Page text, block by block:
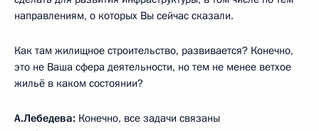
направлениям, о которых Вы сейчас сказали.
Как там жилищное строительство, развивается? Конечно,
это не Ваша сфера деятельности, но тем не менее ветхое
жильё в каком состоянии?
А.Лебедева: Конечно, все задачи связаны